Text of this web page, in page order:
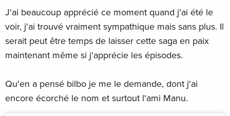
J'ai beaucoup apprécié ce moment quand j'ai été le
voir, j'ai trouvé vraiment sympathique mais sans plus. Il
serait peut être temps de laisser cette saga en paix
maintenant même si j'apprécie les épisodes.
Qu'en a pensé bilbo je me le demande, dont j'ai
encore écorché le nom et surtout l'ami Manu.